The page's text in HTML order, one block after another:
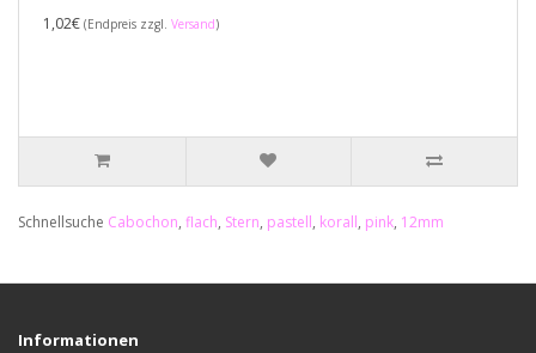
1,02€ (Endpreis zzgl. Versand)
Schnellsuche Cabochon, flach, Stern, pastell, korall, pink, 12mm
Informationen